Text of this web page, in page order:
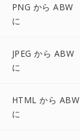
PNG から ABW
に
JPEG から ABW
に
HTML から ABW
に